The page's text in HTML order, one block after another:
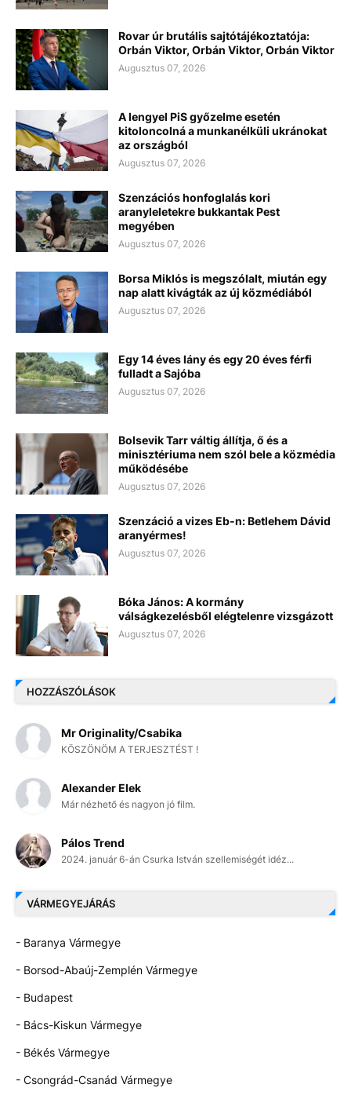
Rovar úr brutális sajtótájékoztatója:
Orbán Viktor, Orbán Viktor, Orbán Viktor
Augusztus 07, 2026
A lengyel PiS győzelme esetén
kitoloncolná a munkanélküli ukránokat
az országból
Augusztus 07, 2026
Szenzációs honfoglalás kori
aranyleletekre bukkantak Pest
megyében
Augusztus 07, 2026
Borsa Miklós is megszólalt, miután egy
nap alatt kivágták az új közmédiából
Augusztus 07, 2026
Egy 14 éves lány és egy 20 éves férfi
fulladt a Sajóba
Augusztus 07, 2026
Bolsevik Tarr váltig állítja, ő és a
minisztériuma nem szól bele a közmédia
működésébe
Augusztus 07, 2026
Szenzáció a vizes Eb-n: Betlehem Dávid
aranyérmes!
Augusztus 07, 2026
Bóka János: A kormány
válságkezelésből elégtelenre vizsgázott
Augusztus 07, 2026
HOZZÁSZÓLÁSOK
Mr Originality/Csabika
KÖSZÖNÖM A TERJESZTÉST !
Alexander Elek
Már nézhető és nagyon jó film.
Pálos Trend
2024. január 6-án Csurka István szellemiségét idéz...
VÁRMEGYEJÁRÁS
- Baranya Vármegye
- Borsod-Abaúj-Zemplén Vármegye
- Budapest
- Bács-Kiskun Vármegye
- Békés Vármegye
- Csongrád-Csanád Vármegye